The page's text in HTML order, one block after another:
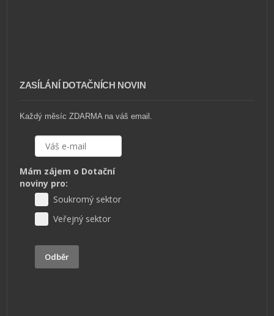
ZASÍLÁNÍ DOTAČNÍCH NOVIN
Každý měsíc ZDARMA na váš email.
Mám zájem o Dotační
noviny pro:
Soukromý sektor
Veřejný sektor
Odběr